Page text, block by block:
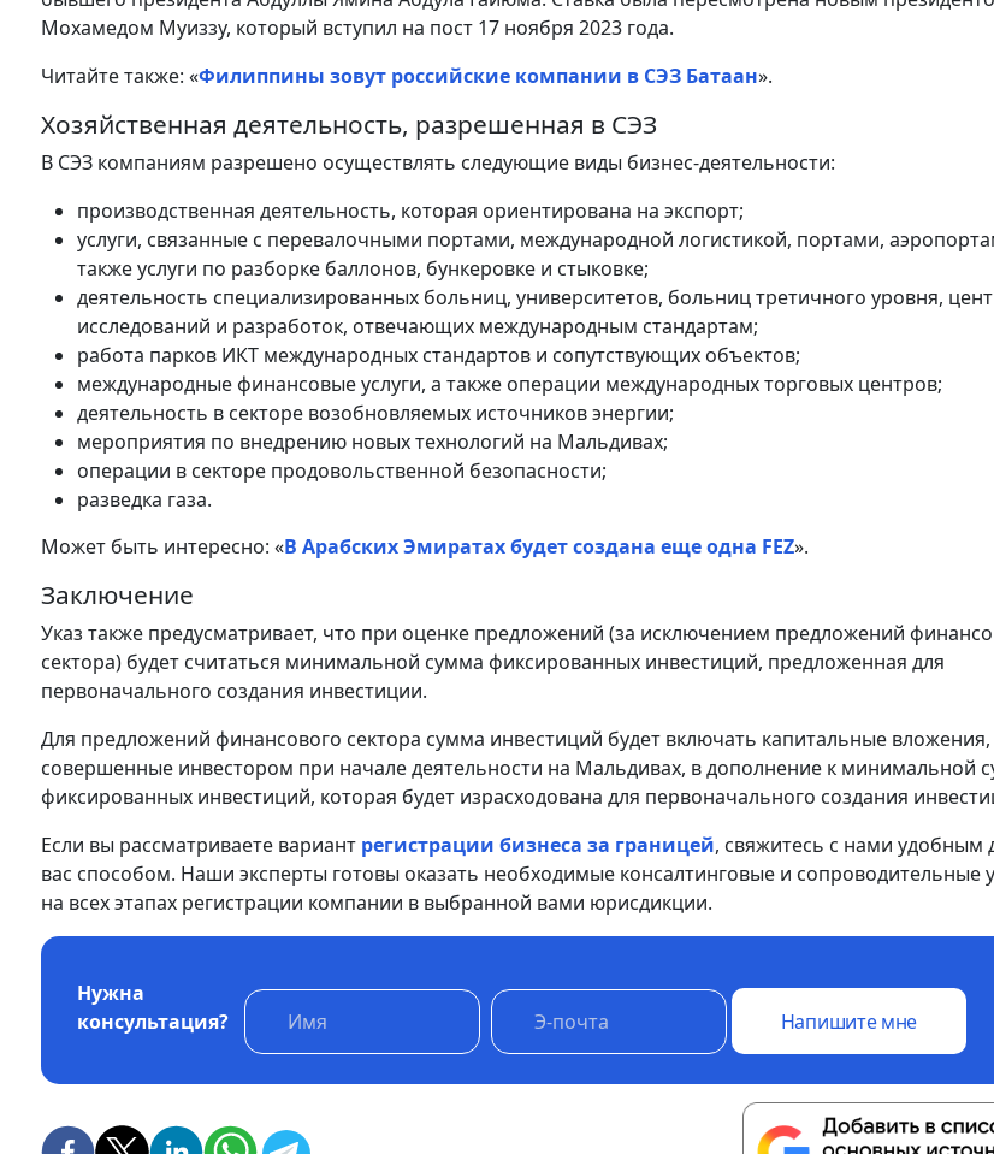
Мохамедом Муиззу, который вступил на пост 17 ноября 2023 года.
Читайте также: «Филиппины зовут российские компании в СЭЗ Батаан».
Хозяйственная деятельность, разрешенная в СЭЗ
В СЭЗ компаниям разрешено осуществлять следующие виды бизнес-деятельности:
производственная деятельность, которая ориентирована на экспорт;
услуги, связанные с перевалочными портами, международной логистикой, портами,
также услуги по разборке баллонов, бункеровке и стыковке;
деятельность специализированных больниц, университетов, больниц третичного уровня,
исследований и разработок, отвечающих международным стандартам;
работа парков ИКТ международных стандартов и сопутствующих объектов;
международные финансовые услуги, а также операции международных торговых центров;
деятельность в секторе возобновляемых источников энергии;
мероприятия по внедрению новых технологий на Мальдивах;
операции в секторе продовольственной безопасности;
разведка газа.
Может быть интересно: «В Арабских Эмиратах будет создана еще одна FEZ».
Заключение
Указ также предусматривает, что при оценке предложений (за исключением предложений
сектора) будет считаться минимальной сумма фиксированных инвестиций, предложенная для
первоначального создания инвестиции.
Для предложений финансового сектора сумма инвестиций будет включать капитальные вложения,
совершенные инвестором при начале деятельности на Мальдивах, в дополнение к минимальной
фиксированных инвестиций, которая будет израсходована для первоначального создания
Если вы рассматриваете вариант регистрации бизнеса за границей, свяжитесь с нами удобным
вас способом. Наши эксперты готовы оказать необходимые консалтинговые и сопроводительные
на всех этапах регистрации компании в выбранной вами юрисдикции.
Нужна
консультация?
Напишите мне